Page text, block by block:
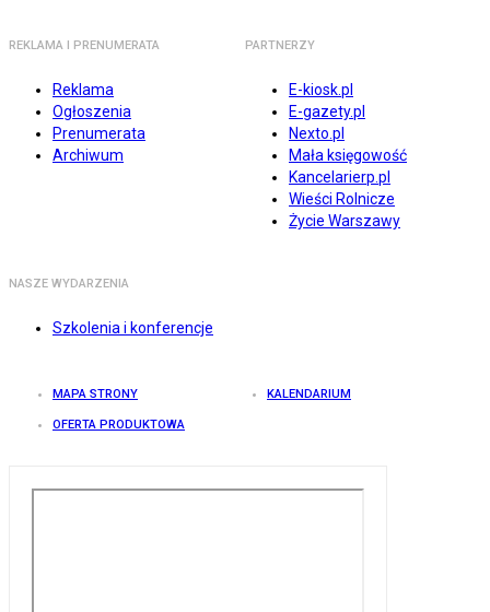
REKLAMA I PRENUMERATA
Reklama
Ogłoszenia
Prenumerata
Archiwum
PARTNERZY
E-kiosk.pl
E-gazety.pl
Nexto.pl
Mała księgowość
Kancelarierp.pl
Wieści Rolnicze
Życie Warszawy
NASZE WYDARZENIA
Szkolenia i konferencje
MAPA STRONY KALENDARIUM
OFERTA PRODUKTOWA